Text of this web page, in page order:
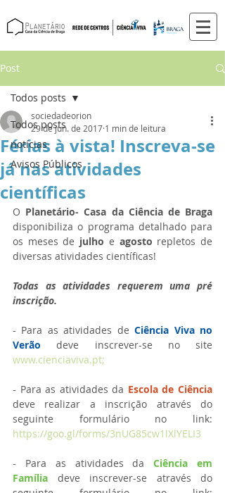
Post
Todos posts
notícias
Avisos Públicos
Todos posts
Férias à vista! Inscreva-se
já nas atividades
científicas
sociedadeorion
29 de jun. de 2017 1 min de leitura
O Planetário- Casa da Ciência de Braga
disponibiliza o programa detalhado para
os meses de julho e agosto repletos de
diversas atividades científicas!
Todas as atividades requerem uma pré
inscrição.
- Para as atividades de Ciência Viva no
Verão
www.cienciaviva.pt;
- Para as atividades da Escola de Ciência
deve realizar a inscrição através do
https://goo.gl/forms/3nUG85cw1lXlYELI3
- Para as atividades da Ciência em
Família deve inscrever-se através do